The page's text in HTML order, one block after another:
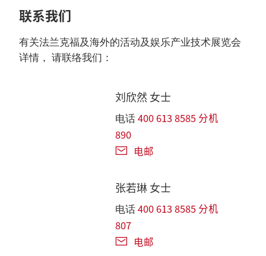
联系我们
有关法兰克福及海外的活动及娱乐产业技术展览会
详情， 请联络我们：
刘欣然 女士
电话 400 613 8585 分机
890
电邮
张若琳 女士
电话 400 613 8585 分机
807
电邮